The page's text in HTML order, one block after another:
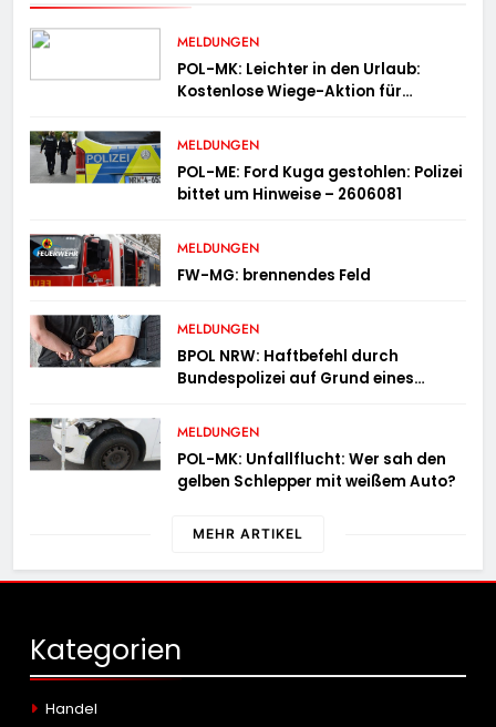
MELDUNGEN
POL-MK: Leichter in den Urlaub:
Kostenlose Wiege-Aktion für
MELDUNGEN
POL-ME: Ford Kuga gestohlen: Polizei
bittet um Hinweise – 2606081
MELDUNGEN
FW-MG: brennendes Feld
MELDUNGEN
BPOL NRW: Haftbefehl durch
Bundespolizei auf Grund eines
MELDUNGEN
POL-MK: Unfallflucht: Wer sah den
gelben Schlepper mit weißem Auto?
MEHR ARTIKEL
Kategorien
Handel